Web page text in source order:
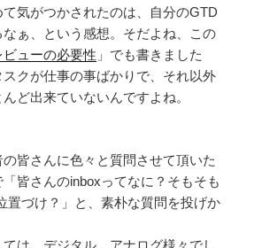
気がつかされたのは、自分のGTD
ぁ、という感想。そだよね、この
ビューの必要性 」でも書きました
クが仕事の事ばかりで、それ以外
ど出来ていないんですよね。
皆さんに色々と質問させて頂いた
皆さんのinboxってなに？そもそも
置づけ？」と、素朴な質問を投げか
は、デジタル、アナログ様々でし